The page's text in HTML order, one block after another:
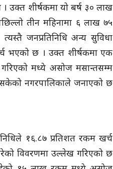
उक्त शीर्षकमा यो बर्ष ३० लाख
तीन महिनामा ६ लाख ७५
जनप्रतिनिधि अन्य सुविधा
भएको छ । उक्त शीर्षकमा एक
मध्ये असोज मसान्तसम्म
नगरपालिकाले जनाएको छ
१६.८७ प्रतिशत रकम खर्च
विवरणमा उल्लेख गरिएको छ